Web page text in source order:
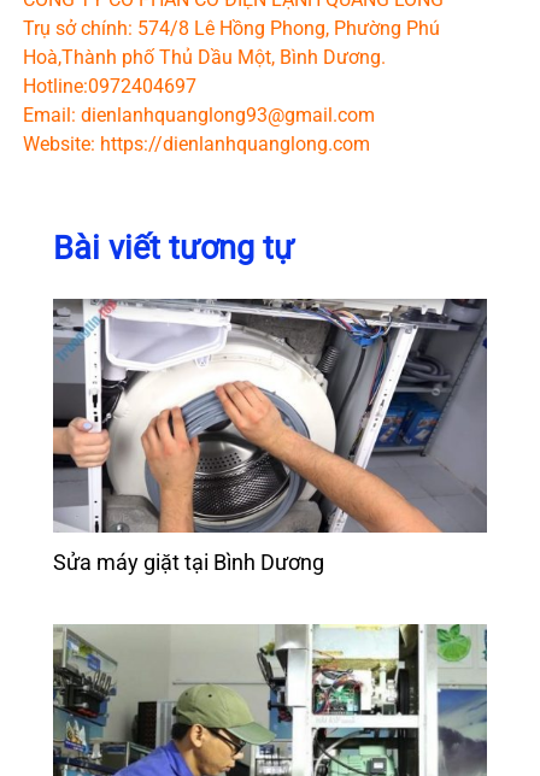
Trụ sở chính: 574/8 Lê Hồng Phong, Phường Phú
Hoà,Thành phố Thủ Dầu Một, Bình Dương.
Hotline:0972404697
Email: dienlanhquanglong93@gmail.com
Website: https://dienlanhquanglong.com
Bài viết tương tự
Sửa máy giặt tại Bình Dương